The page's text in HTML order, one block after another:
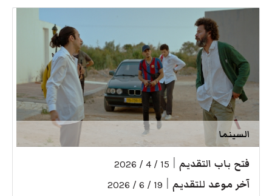
السينما
فتح باب التقديم 15 / 4 / 2026
آخر موعد للتقديم 19 / 6 / 2026